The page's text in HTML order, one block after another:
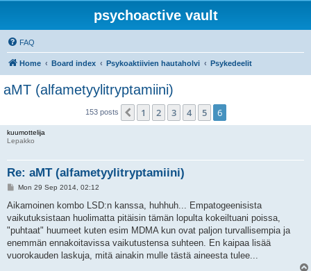
psychoactive vault
FAQ
Home Board index Psykoaktiivien hautaholvi Psykedeelit
aMT (alfametyylitryptamiini)
153 posts Previous
1 2 3 4 5 6
kuumottelija
Lepakko
Re: aMT (alfametyylitryptamiini)
P
s
Mon 29 Sep 2014, 02:12
Aikamoinen kombo LSD:n kanssa, huhhuh... Empatogeenisista
vaikutuksistaan huolimatta pitäisin tämän lopulta kokeiltuani poissa,
"puhtaat" huumeet kuten esim MDMA kun ovat paljon turvallisempia ja
enemmän ennakoitavissa vaikutustensa suhteen. En kaipaa lisää
vuorokauden laskuja, mitä ainakin mulle tästä aineesta tulee...